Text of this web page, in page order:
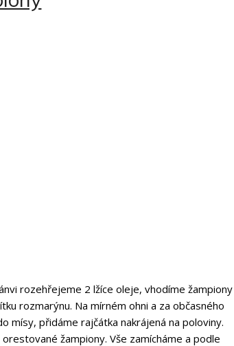
rozehřejeme 2 lžíce oleje, vhodíme
rozmarýnu. Na mírném ohni a za občasného
mísy, přidáme rajčátka nakrájená na poloviny.
žampiony. Vše zamícháme a podle